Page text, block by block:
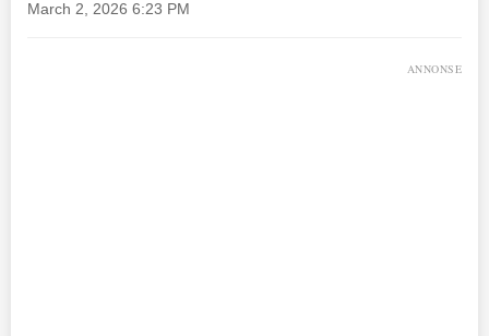
March 2, 2026 6:23 PM
ANNONSE